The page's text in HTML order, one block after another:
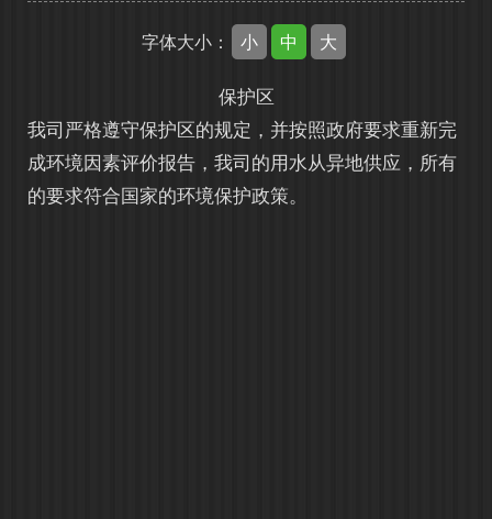
字体大小： 小 中 大
保护区
我司严格遵守保护区的规定，并按照政府要求重新完
成环境因素评价报告，我司的用水从异地供应，所有
的要求符合国家的环境保护政策。